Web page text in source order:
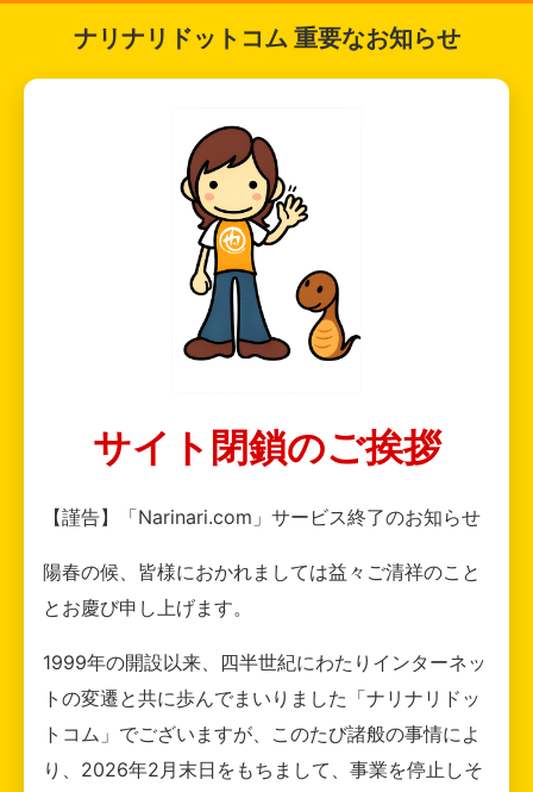
ナリナリドットコム 重要なお知らせ
サイト閉鎖のご挨拶
【謹告】「Narinari.com」サービス終了のお知らせ
陽春の候、皆様におかれましては益々ご清祥のこと
とお慶び申し上げます。
1999年の開設以来、四半世紀にわたりインターネッ
トの変遷と共に歩んでまいりました「ナリナリドッ
トコム」でございますが、このたび諸般の事情によ
り、2026年2月末日をもちまして、事業を停止しそ